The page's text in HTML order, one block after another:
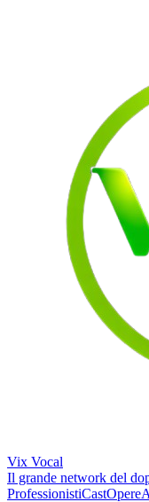
Vix Vocal
Il grande network del
ProfessionistiCastOpere